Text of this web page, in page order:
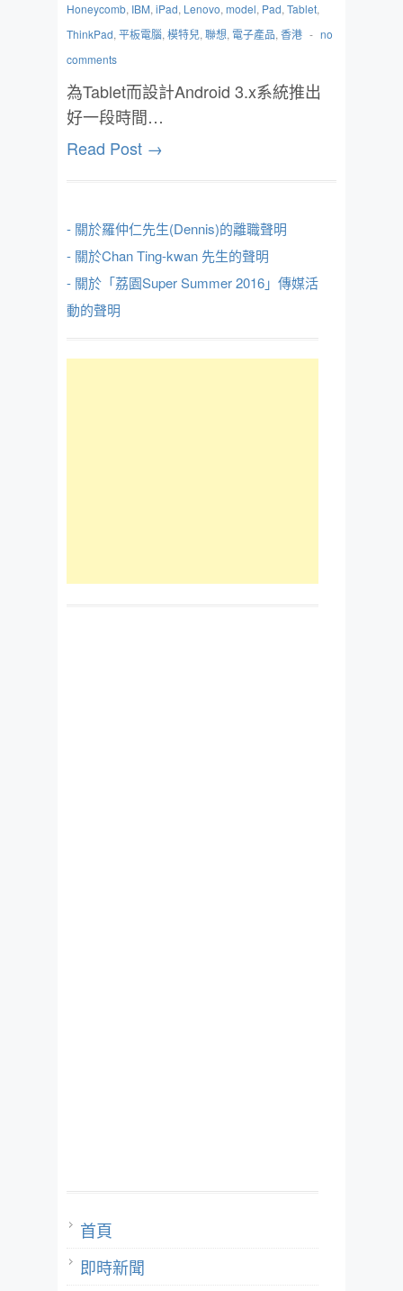
Honeycomb, IBM, iPad, Lenovo, model, Pad, Tablet,
ThinkPad, 平板電腦, 模特兒, 聯想, 電子產品, 香港 - no
comments
為Tablet而設計Android 3.x系統推出
好一段時間…
Read Post →
- 關於羅仲仁先生(Dennis)的離職聲明
- 關於Chan Ting-kwan 先生的聲明
- 關於「荔園Super Summer 2016」傳媒活
動的聲明
首頁
即時新聞